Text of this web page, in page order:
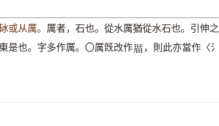
或从厲。 厲者，石也。從水厲猶從水石也。引伸
是也。字多作厲。〇厲旣改作𠪄 ，則此亦當作〈氵